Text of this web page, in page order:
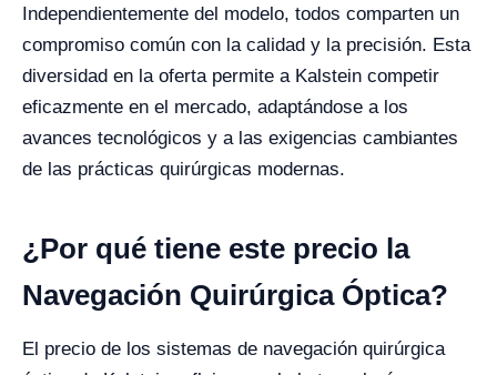
Independientemente del modelo, todos comparten un
compromiso común con la calidad y la precisión. Esta
diversidad en la oferta permite a Kalstein competir
eficazmente en el mercado, adaptándose a los
avances tecnológicos y a las exigencias cambiantes
de las prácticas quirúrgicas modernas.
¿Por qué tiene este precio la
Navegación Quirúrgica Óptica?
El precio de los sistemas de navegación quirúrgica